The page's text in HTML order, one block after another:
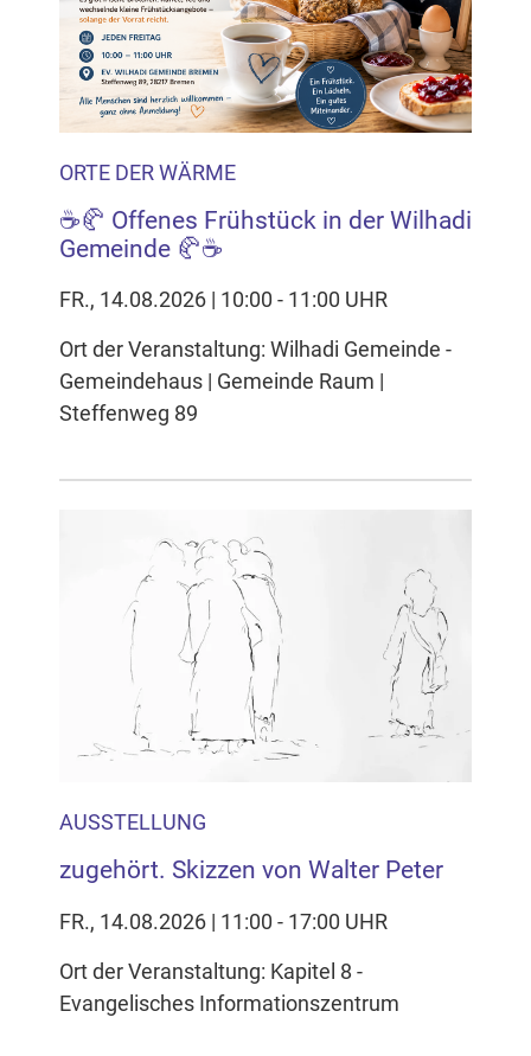
ORTE DER WÄRME
☕🥐 Offenes Frühstück in der Wilhadi
Gemeinde 🥐☕
FR., 14.08.2026 | 10:00 - 11:00 UHR
Ort der Veranstaltung: Wilhadi Gemeinde -
Gemeindehaus | Gemeinde Raum |
Steffenweg 89
AUSSTELLUNG
zugehört. Skizzen von Walter Peter
FR., 14.08.2026 | 11:00 - 17:00 UHR
Ort der Veranstaltung: Kapitel 8 -
Evangelisches Informationszentrum